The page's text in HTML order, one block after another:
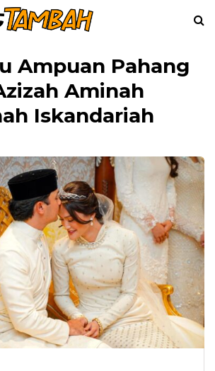
Ampuan Pahang
Aminah
Iskandariah